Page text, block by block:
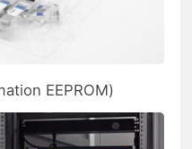
EEPROM)